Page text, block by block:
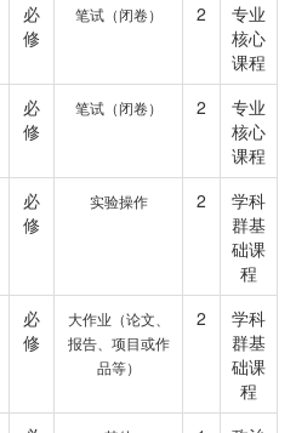
必
修
笔试（闭卷） 2
专业
核心
课程
必
修
笔试（闭卷） 2
专业
核心
课程
必
修
实验操作 2
学科
群基
础课
程
必
修
大作业（论文、
报告、项目或作
品等）
2
学科
群基
础课
程